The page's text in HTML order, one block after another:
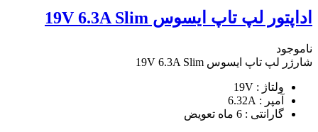
اداپتور لپ تاپ ایسوس 19V 6.3A Slim
ناموجود
شارژر لپ تاپ ایسوس 19V 6.3A Slim
ولتاژ : 19V
آمپر : 6.32A
گارانتی : 6 ماه تعویض